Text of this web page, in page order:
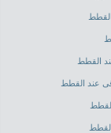
القطط
عند القطط